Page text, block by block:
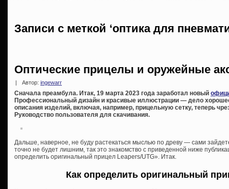
Записи с меткой ‘оптика для
Оптические прицелы и оружейные
Автор: ingewarr
Сначала преамбула. Итак, 19 марта 2023 года заработал новый
Профессиональный дизайн и красивые иллюстрации — дело
описания изделий, включая, например, прицельную сетку, теперь
Руководство пользователя для скачивания.
Дальше, наверное, не буду растекаться мыслью по древу — сами
точно не будет лишним, так это знакомство с приведенной ниже
определить оригинальный прицел Leapers/UTG». Итак.
Как определить оригинальный